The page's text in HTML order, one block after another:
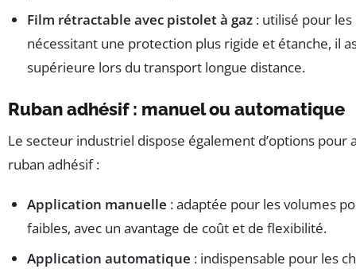
Film rétractable avec pistolet à gaz : utilisé pour
nécessitant une protection plus rigide et étanche, il
supérieure lors du transport longue distance.
Ruban adhésif : manuel ou automatique
Le secteur industriel dispose également d’options pour
ruban adhésif :
Application manuelle : adaptée pour les volumes
faibles, avec un avantage de coût et de flexibilité.
Application automatique : indispensable pour les